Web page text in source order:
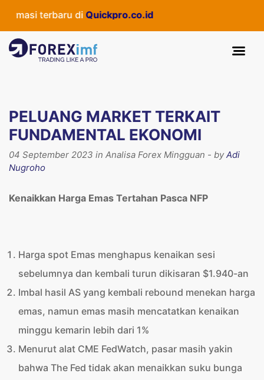
terbaru diQuickpro.co.id
PELUANG MARKET TERKAIT
FUNDAMENTAL EKONOMI
04 September 2023 in Analisa Forex Mingguan - byAdi
Nugroho
Kenaikkan Harga Emas Tertahan Pasca NFP
Harga spot Emas menghapus kenaikan sesi
sebelumnya dan kembali turun dikisaran $1.940-an
Imbal hasil AS yang kembali rebound menekan harga
emas, namun emas masih mencatatkan kenaikan
minggu kemarin lebih dari 1%
Menurut alat CME FedWatch, pasar masih yakin
bahwa The Fed tidak akan menaikkan suku bunga